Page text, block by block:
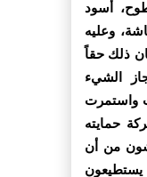
أسود
وعليه
ذلك حقاً
الشيء
واستمرت
حمايته
من أن
يستطيعون